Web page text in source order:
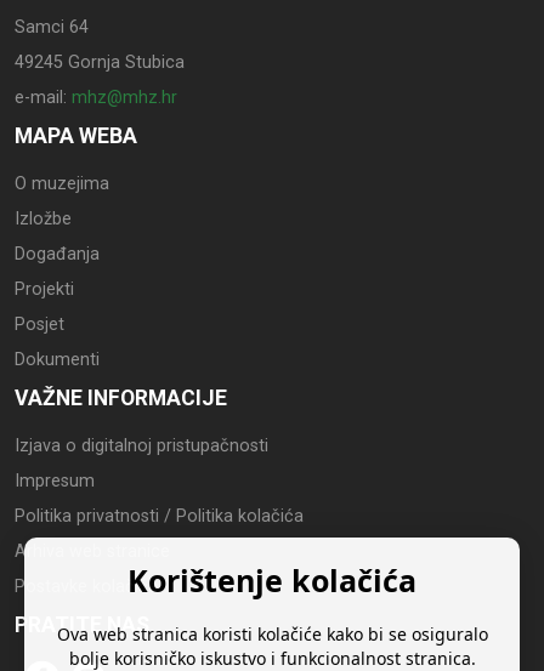
Samci 64
49245 Gornja Stubica
e-mail: mhz@mhz.hr
MAPA WEBA
O muzejima
Izložbe
Događanja
Projekti
Posjet
Dokumenti
VAŽNE INFORMACIJE
Izjava o digitalnoj pristupačnosti
Impresum
Politika privatnosti / Politika kolačića
Arhiva web stranice
Postavke kolačića
PRATITE NAS
Korištenje kolačića
Ova web stranica koristi kolačiće kako bi se osiguralo
bolje korisničko iskustvo i funkcionalnost stranica.